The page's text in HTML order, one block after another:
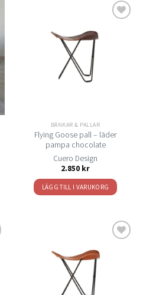
BÄNKAR & PALLAR
Flying Goose pall – läder
pampa chocolate
Cuero Design
2.850 kr
LÄGG TILL I VARUKORG